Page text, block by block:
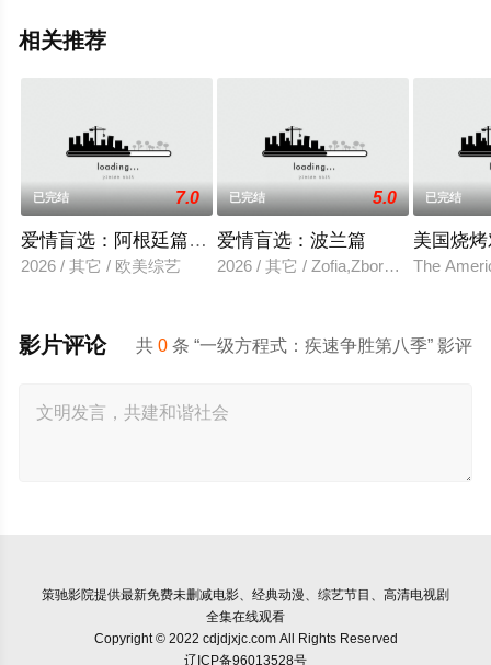
相关推荐
已完结 7.0
爱情盲选：阿根廷篇第二季
2026 / 其它 / 欧美综艺
已完结 5.0
爱情盲选：波兰篇
2026 / 其它 /
已完结
美国烧
The
共0 条 “一级方程式：疾速争胜第八季” 影评
影片评论
策驰影院提供最新免费未删减电影、经典动漫、综艺节目、高清电视剧
全集在线观看
Copyright © 2022 cdjdjxjc.com All Rights Reserved
辽ICP备96013528号